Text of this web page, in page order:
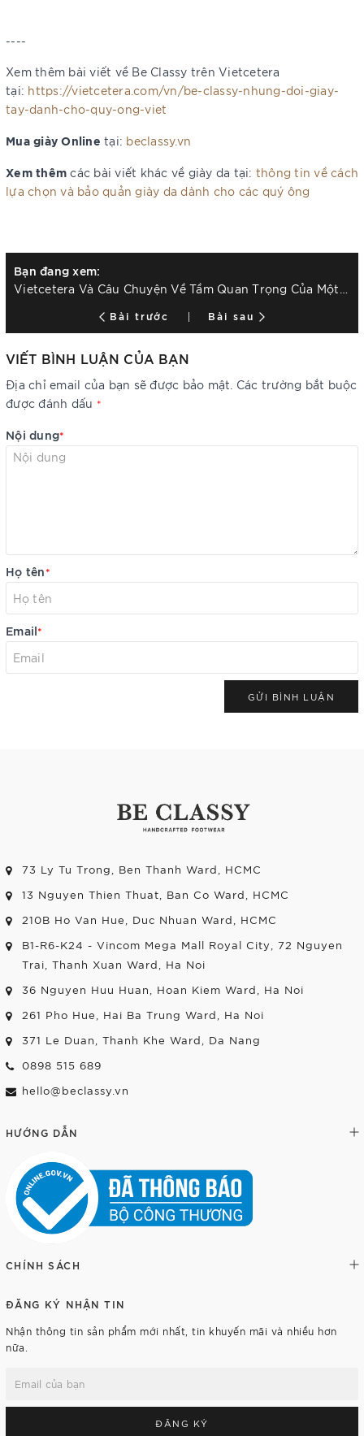
----
Xem thêm bài viết về Be Classy trên Vietcetera
tại: https://vietcetera.com/vn/be-classy-nhung-doi-giay-
tay-danh-cho-quy-ong-viet
Mua giày Online tại: beclassy.vn
Xem thêm các bài viết khác về giày da tại: thông tin về cách
lựa chọn và bảo quản giày da dành cho các quý ông
Bạn đang xem:
Bài trước Bài sau
VIẾT BÌNH LUẬN CỦA BẠN
Địa chỉ email của bạn sẽ được bảo mật. Các trường bắt buộc
được đánh dấu *
Nội dung*
Họ tên*
Email*
GỬI BÌNH LUẬN
73 Ly Tu Trong, Ben Thanh Ward, HCMC
13 Nguyen Thien Thuat, Ban Co Ward, HCMC
210B Ho Van Hue, Duc Nhuan Ward, HCMC
B1-R6-K24 - Vincom Mega Mall Royal City, 72 Nguyen
Trai, Thanh Xuan Ward, Ha Noi
36 Nguyen Huu Huan, Hoan Kiem Ward, Ha Noi
261 Pho Hue, Hai Ba Trung Ward, Ha Noi
371 Le Duan, Thanh Khe Ward, Da Nang
0898 515 689
hello@beclassy.vn
HƯỚNG DẪN
CHÍNH SÁCH
ĐĂNG KÝ NHẬN TIN
Nhận thông tin sản phẩm mới nhất, tin khuyến mãi và nhiều hơn
nữa.
ĐĂNG KÝ